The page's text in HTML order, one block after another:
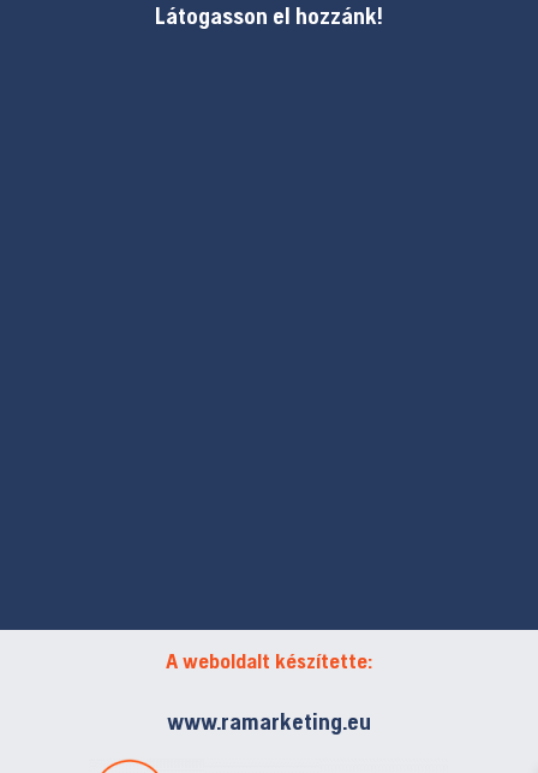
Látogasson el hozzánk!
A weboldalt készítette:
www.ramarketing.eu